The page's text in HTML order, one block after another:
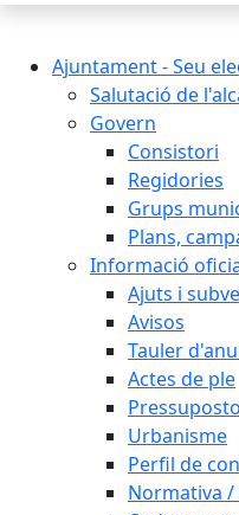
Ajuntament - Seu
Salutació de
Govern
Consistori
Regidories
Grups
Plans,
Informació
Ajuts i
Avisos
Tauler
Actes de ple
Urbanisme
Perfil de
Normativa /